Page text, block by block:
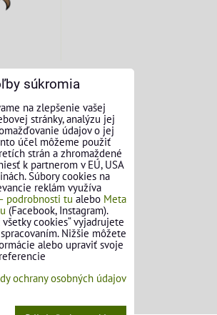
ÚDAJE
zákazníkov
súkromia
na zlepšenie vašej
stránky, analýzu jej
údajov o jej
účel môžeme použiť
strán a zhromaždené
k partnerom v EÚ, USA
Súbory cookies na
reklám využíva
podrobnosti tu alebo Meta
(Facebook, Instagram).
cookies“ vyjadrujete
Nižšie môžete
alebo upraviť svoje
ochrany osobných údajov